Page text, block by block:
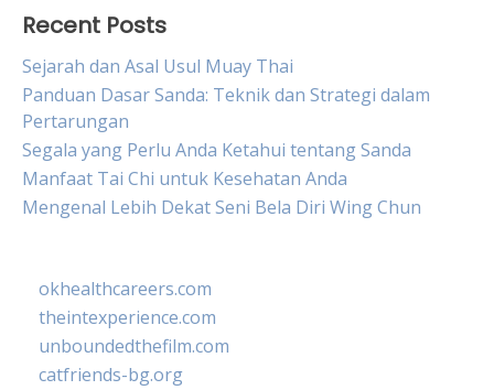
Recent Posts
Sejarah dan Asal Usul Muay Thai
Panduan Dasar Sanda: Teknik dan Strategi dalam
Pertarungan
Segala yang Perlu Anda Ketahui tentang Sanda
Manfaat Tai Chi untuk Kesehatan Anda
Mengenal Lebih Dekat Seni Bela Diri Wing Chun
okhealthcareers.com
theintexperience.com
unboundedthefilm.com
catfriends-bg.org